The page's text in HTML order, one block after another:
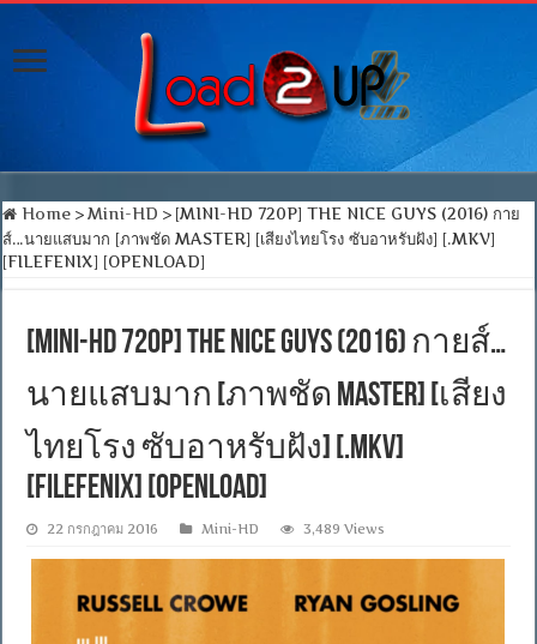
Home > Mini-HD > [MINI-HD 720P] THE NICE GUYS (2016) กาย
ส์…นายแสบมาก [ภาพชัด MASTER] [เสียงไทยโรง ซับอาหรับฝัง] [.MKV]
[FILEFENIX] [OPENLOAD]
[MINI-HD 720P] THE NICE GUYS (2016) กายส์…
นายแสบมาก [ภาพชัด MASTER] [เสียง
ไทยโรง ซับอาหรับฝัง] [.MKV]
[FILEFENIX] [OPENLOAD]
22 กรกฎาคม 2016 Mini-HD 3,489 Views